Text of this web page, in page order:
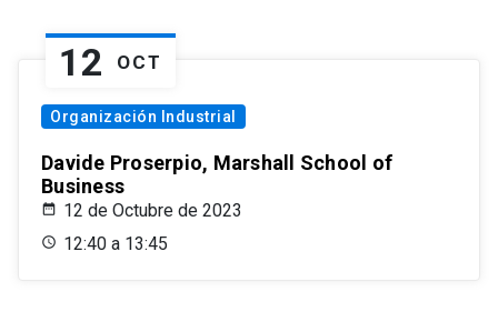
12 OCT
Organización Industrial
Davide Proserpio, Marshall School of
Business
12 de Octubre de 2023
12:40 a 13:45